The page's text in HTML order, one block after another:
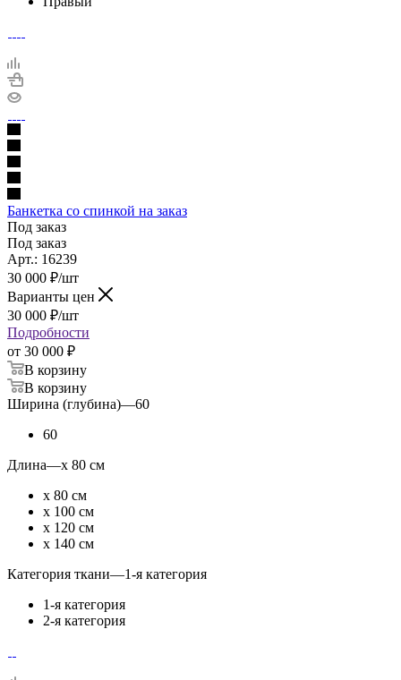
Банкетка со спинкой на заказ
Под заказ
Под заказ
Арт.: 16239
30 000 ₽/шт
Варианты цен
30 000 ₽/шт
Подробности
от 30 000 ₽
В корзину
В корзину
Ширина (глубина)—60
60
Длина—х 80 см
х 80 см
х 100 см
х 120 см
х 140 см
Категория ткани—1-я категория
1-я категория
2-я категория